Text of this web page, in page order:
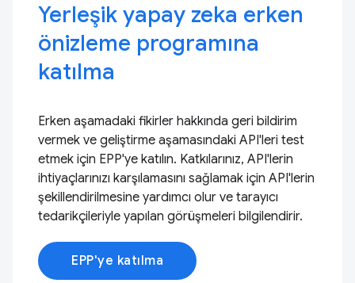
Yerleşik yapay zeka erken
önizleme programına
katılma
Erken aşamadaki fikirler hakkında geri bildirim
vermek ve geliştirme aşamasındaki API'leri test
etmek için EPP'ye katılın. Katkılarınız, API'lerin
ihtiyaçlarınızı karşılamasını sağlamak için API'lerin
şekillendirilmesine yardımcı olur ve tarayıcı
tedarikçileriyle yapılan görüşmeleri bilgilendirir.
EPP'ye katılma